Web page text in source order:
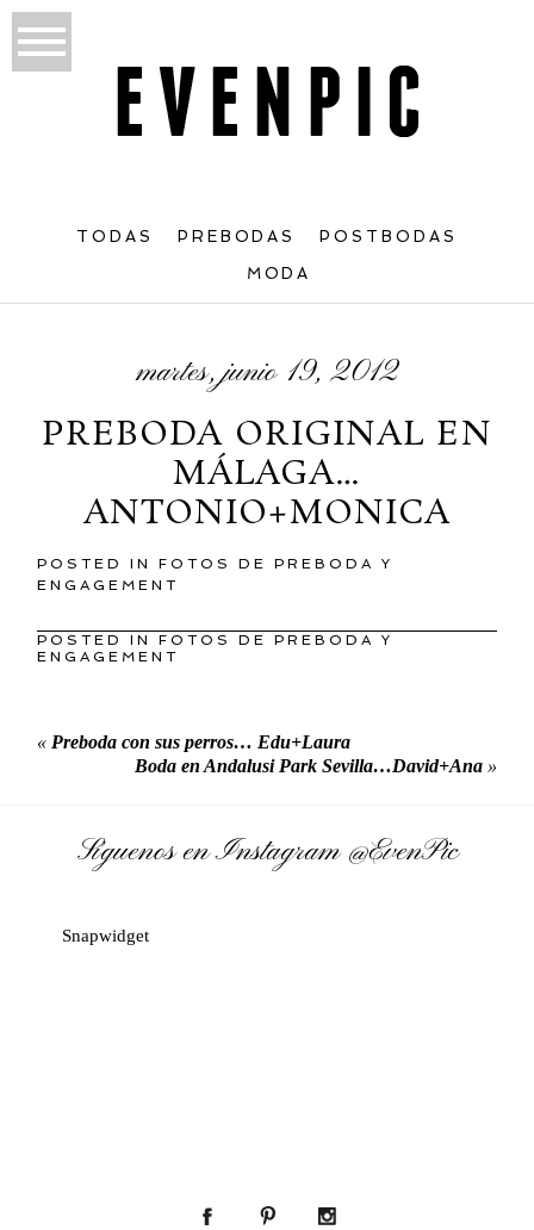
TODAS PREBODAS POSTBODAS
MODA
martes, junio 19, 2012
PREBODA ORIGINAL EN
MÁLAGA…
ANTONIO+MONICA
POSTED INFOTOS DE PREBODA Y
ENGAGEMENT
POSTED INFOTOS DE PREBODA Y
ENGAGEMENT
« Preboda con sus perros… Edu+Laura
Boda en Andalusi Park Sevilla…David+Ana »
Síguenos en Instagram@EvenPic
Snapwidget